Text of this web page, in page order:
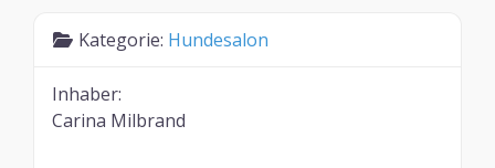
Kategorie: Hundesalon
Inhaber:
Carina Milbrand